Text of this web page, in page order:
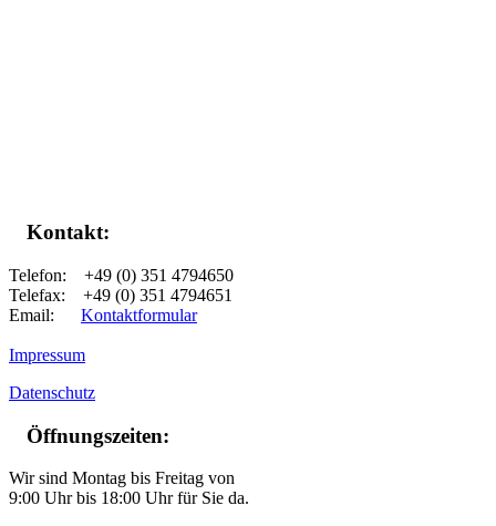
Kontakt:
Telefon: +49 (0) 351 4794650
Telefax: +49 (0) 351 4794651
Email: Kontaktformular
Impressum
Datenschutz
Öffnungszeiten:
Wir sind Montag bis Freitag von
9:00 Uhr bis 18:00 Uhr für Sie da.